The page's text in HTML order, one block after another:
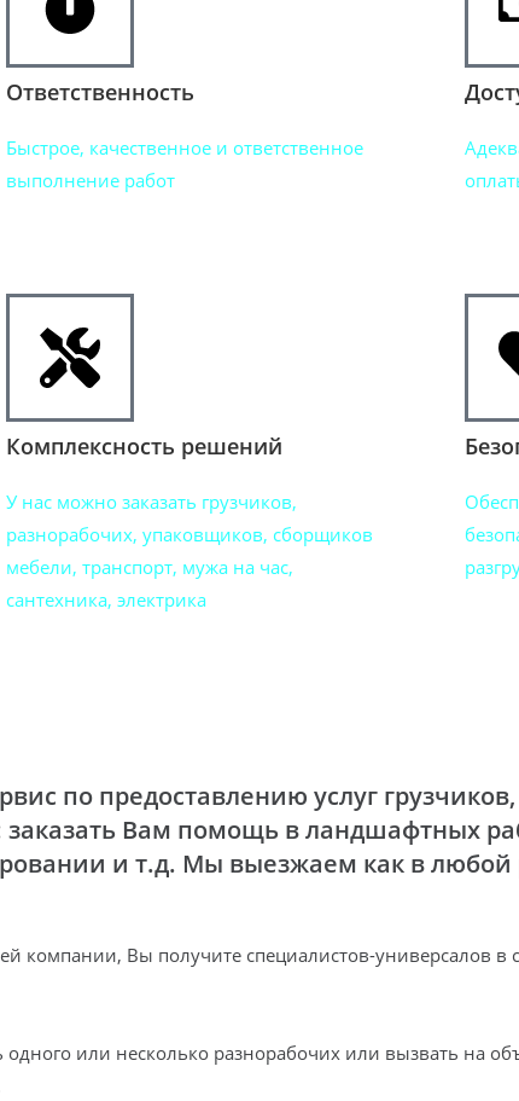
Ответственность
Быстрое, качественное и ответственное
выполнение работ
Комплексность решений
У нас можно заказать грузчиков,
разнорабочих, упаковщиков, сборщиков
мебели, транспорт, мужа на час,
сантехника, электрика
по предоставлению услуг
Вам помощь в ландшафтных
и т.д. Мы выезжаем как в
компании, Вы получите специалистов-универсалов в
одного или несколько разнорабочих или вызвать на